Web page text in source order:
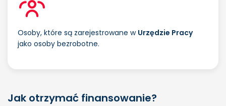
Osoby, które są zarejestrowane w Urzędzie Pracy
jako osoby bezrobotne.
Jak otrzymać finansowanie?